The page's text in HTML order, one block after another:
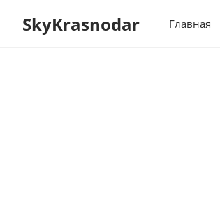
SkyKrasnodar Главная